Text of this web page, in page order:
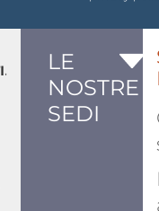
LE
NOSTRE
SEDI